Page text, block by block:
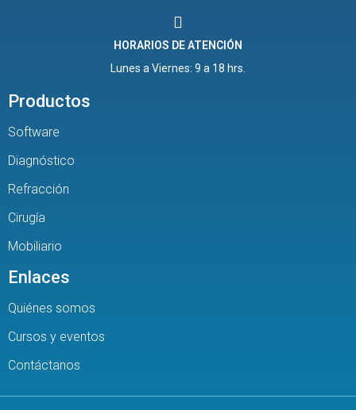
HORARIOS DE ATENCIÓN
Lunes a Viernes: 9 a 18 hrs.
Productos
Software
Diagnóstico
Refracción
Cirugía
Mobiliario
Enlaces
Quiénes somos
Cursos y eventos
Contáctanos